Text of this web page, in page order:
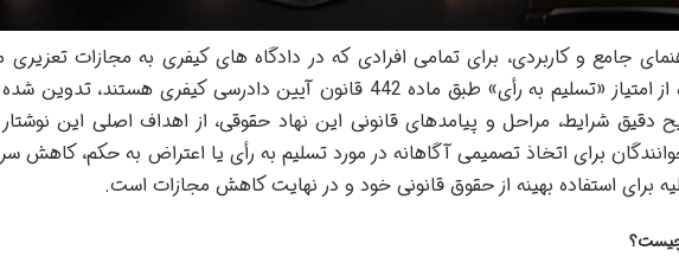
جامع و کاربردی، برای تمامی افرادی که در دادگاه های کیفری به مجازات
شده اند و به دنبال استفاده از امتیاز «تسلیم به رأی» طبق ماده 442 قانون آیین دادرسی کیفری هستند،
دقیق شرایط، مراحل و پیامدهای قانونی این نهاد حقوقی، از اهداف اصلی این
برای اتخاذ تصمیمی آگاهانه در مورد تسلیم به رأی یا اعتراض به حکم، کاهش
برای استفاده بهینه از حقوق قانونی خود و در نهایت کاهش مجازات است.
چیست؟